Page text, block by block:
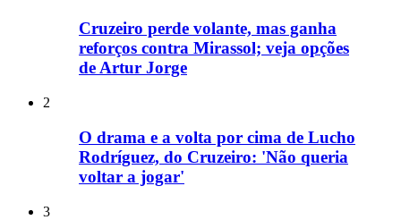
Cruzeiro perde volante, mas ganha
reforços contra Mirassol; veja opções
de Artur Jorge
2
O drama e a volta por cima de Lucho
Rodríguez, do Cruzeiro: 'Não queria
voltar a jogar'
3